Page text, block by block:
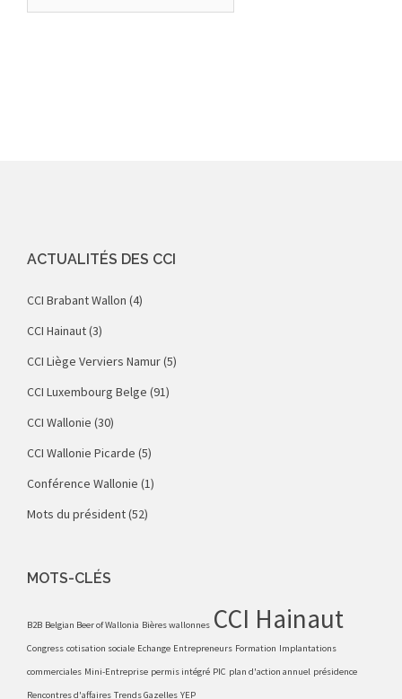
ACTUALITÉS DES CCI
CCI Brabant Wallon (4)
CCI Hainaut(3)
CCI Liège Verviers Namur(5)
CCI Luxembourg Belge (91)
CCI Wallonie (30)
CCI Wallonie Picarde (5)
Conférence Wallonie (1)
Mots du président(52)
MOTS-CLÉS
B2B Belgian Beer of Wallonia Bières wallonnes CCI Hainaut
Congress cotisation sociale Echange Entrepreneurs Formation Implantations
commerciales Mini-Entreprise permis intégré PIC plan d'action annuel présidence
Rencontres d'affaires Trends Gazelles YEP